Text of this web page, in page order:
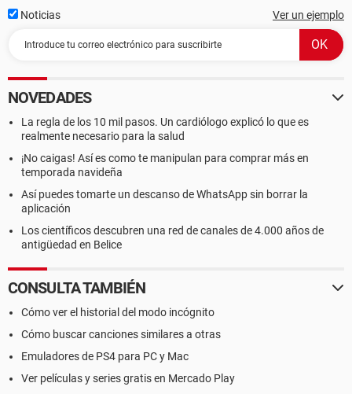
Noticias Ver un ejemplo
NOVEDADES
La regla de los 10 mil pasos. Un cardiólogo explicó lo que es
realmente necesario para la salud
¡No caigas! Así es como te manipulan para comprar más en
temporada navideña
Así puedes tomarte un descanso de WhatsApp sin borrar la
aplicación
Los científicos descubren una red de canales de 4.000 años de
antigüedad en Belice
CONSULTA TAMBIÉN
Cómo ver el historial del modo incógnito
Cómo buscar canciones similares a otras
Emuladores de PS4 para PC y Mac
Ver películas y series gratis en Mercado Play